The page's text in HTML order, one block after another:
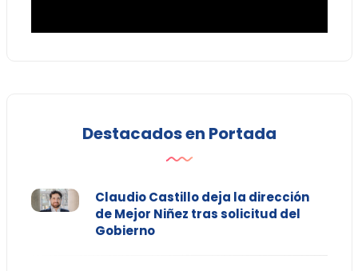
Destacados en Portada
Claudio Castillo deja la dirección
de Mejor Niñez tras solicitud del
Gobierno